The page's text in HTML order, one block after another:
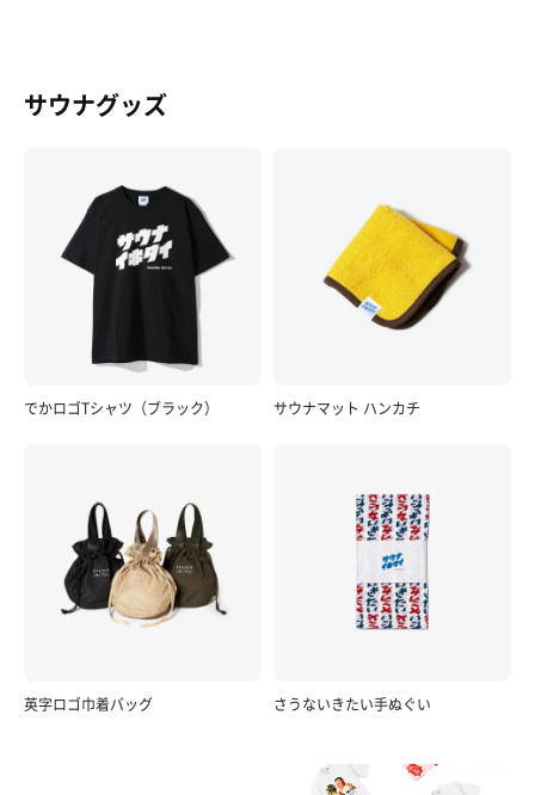
サウナグッズ
でかロゴTシャツ（ブラック） サウナマット ハンカチ
英字ロゴ巾着バッグ さうないきたい手ぬぐい